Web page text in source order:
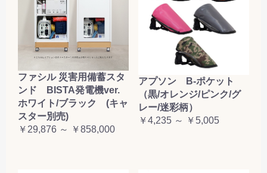
ファシル 災害用備蓄スタ
ンド BISTA発電機ver.
ホワイト/ブラック (キャ
スター別売)
￥29,876 ～ ￥858,000
アプソン B-ポケット
（黒/オレンジ/ピンク/グ
レー/迷彩柄）
￥4,235 ～ ￥5,005